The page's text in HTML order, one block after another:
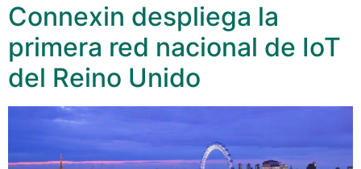
Connexin despliega la
primera red nacional de IoT
del Reino Unido